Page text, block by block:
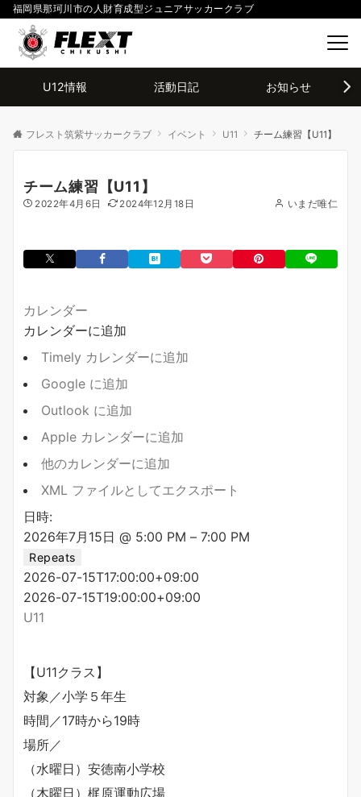
福岡県那珂川市の人財育成型ジュニアサッカークラブ
U12情報 活動日記 お知らせ
フレスト筑紫サッカークラブ イベント U11 チーム練習【U11】
チーム練習【U11】
2022年4月6日 2024年12月18日 いまだ唯仁
カレンダー
カレンダーに追加
Timely カレンダーに追加
Google に追加
Outlook に追加
Apple カレンダーに追加
他のカレンダーに追加
XML ファイルとしてエクスポート
日時:
2026年7月15日 @ 5:00 PM – 7:00 PM
Repeats
2026-07-15T17:00:00+09:00
2026-07-15T19:00:00+09:00
U11
【U11クラス】
対象／小学５年生
時間／17時から19時
場所／
（水曜日）安徳南小学校
（木曜日）梶原運動広場